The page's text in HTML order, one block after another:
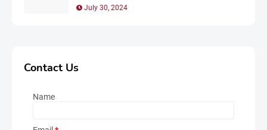
July 30, 2024
Contact Us
Name